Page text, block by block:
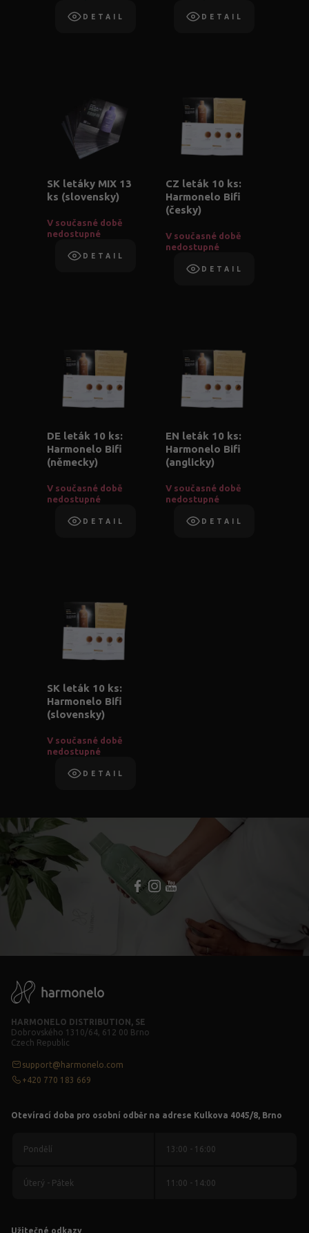
DETAIL DETAIL
SK letáky MIX 13
ks (slovensky)
V současné době
nedostupné
DETAIL
CZ leták 10 ks:
Harmonelo Bifi
(česky)
V současné době
nedostupné
DETAIL
DE leták 10 ks:
Harmonelo Bifi
(německy)
V současné době
nedostupné
DETAIL
EN leták 10 ks:
Harmonelo Bifi
(anglicky)
V současné době
nedostupné
DETAIL
SK leták 10 ks:
Harmonelo Bifi
(slovensky)
V současné době
nedostupné
DETAIL
HARMONELO DISTRIBUTION, SE
Dobrovského 1310/64, 612 00 Brno
Czech Republic
support@harmonelo.com
+420 770 183 669
Otevírací doba pro osobní odběr na adrese Kulkova 4045/8, Brno
Pondělí 13:00 - 16:00
Úterý - Pátek 11:00 - 14:00
Užitečné odkazy